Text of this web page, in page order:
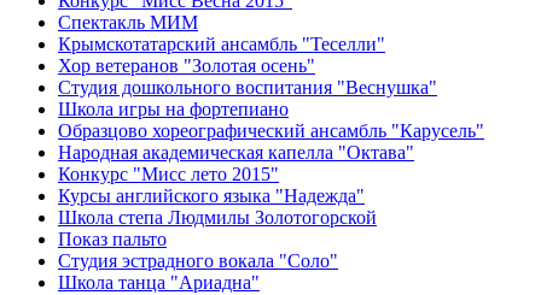
Спектакль МИМ
Крымскотатарский ансамбль "Теселли"
Хор ветеранов "Золотая осень"
Студия дошкольного воспитания "Веснушка"
Школа игры на фортепиано
Образцово хореографический ансамбль "Карусель"
Народная академическая капелла "Октава"
Конкурс "Мисс лето 2015"
Курсы английского языка "Надежда"
Школа степа Людмилы Золотогорской
Показ пальто
Студия эстрадного вокала "Соло"
Школа танца "Ариадна"